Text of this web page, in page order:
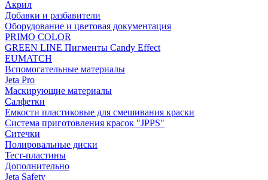
Акрил
Добавки и разбавители
Оборудование и цветовая документация
PRIMO COLOR
GREEN LINE Пигменты Candy Effect
EUMATCH
Вспомогательные материалы
Jeta Pro
Маскирующие материалы
Салфетки
Емкости пластиковые для смешивания краски
Система приготовления красок "JPPS"
Ситечки
Полировальные диски
Тест-пластины
Дополнительно
Jeta Safety